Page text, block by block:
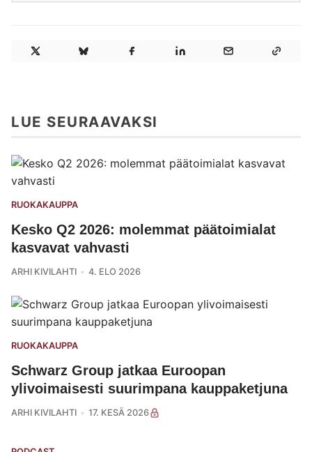
LUE SEURAAVAKSI
RUOKAKAUPPA
Kesko Q2 2026: molemmat päätoimialat
kasvavat vahvasti
ARHI KIVILAHTI 4. ELO 2026
RUOKAKAUPPA
Schwarz Group jatkaa Euroopan
ylivoimaisesti suurimpana kauppaketjuna
ARHI KIVILAHTI 17. KESÄ 2026